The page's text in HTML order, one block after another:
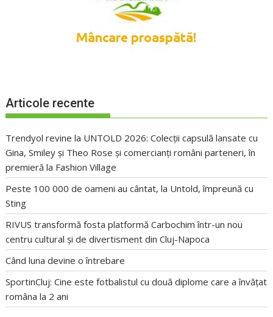
Articole recente
Trendyol revine la UNTOLD 2026: Colecții capsulă lansate cu
Gina, Smiley și Theo Rose și comercianți români parteneri, în
premieră la Fashion Village
Peste 100 000 de oameni au cântat, la Untold, împreună cu
Sting
RIVUS transformă fosta platformă Carbochim într-un nou
centru cultural și de divertisment din Cluj-Napoca
Când luna devine o întrebare
SportinCluj: Cine este fotbalistul cu două diplome care a învățat
româna la 2 ani